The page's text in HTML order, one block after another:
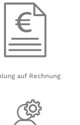
auf Rechnung